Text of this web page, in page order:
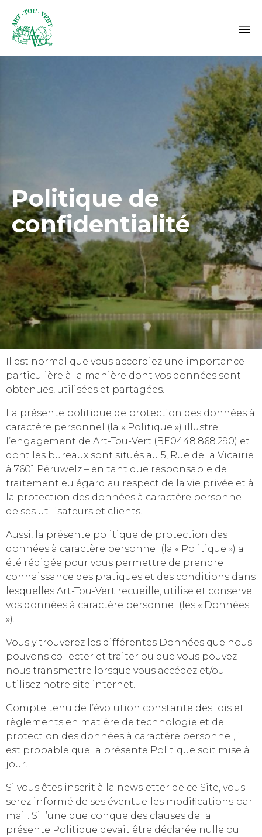
to
Politique de
confidentialité
Il est normal que vous accordiez une importance
particulière à la manière dont vos données sont
obtenues, utilisées et partagées.
La présente politique de protection des données à
caractère personnel (la « Politique ») illustre
l’engagement de Art-Tou-Vert (BE0448.868.290) et
dont les bureaux sont situés au 5, Rue de la Vicairie
à 7601 Péruwelz – en tant que responsable de
traitement eu égard au respect de la vie privée et à
la protection des données à caractère personnel
de ses utilisateurs et clients.
Aussi, la présente politique de protection des
données à caractère personnel (la « Politique ») a
été rédigée pour vous permettre de prendre
connaissance des pratiques et des conditions dans
lesquelles Art-Tou-Vert recueille, utilise et conserve
vos données à caractère personnel (les « Données
»).
Vous y trouverez les différentes Données que nous
pouvons collecter et traiter ou que vous pouvez
nous transmettre lorsque vous accédez et/ou
utilisez notre site internet.
Compte tenu de l’évolution constante des lois et
règlements en matière de technologie et de
protection des données à caractère personnel, il
est probable que la présente Politique soit mise à
jour.
Si vous êtes inscrit à la newsletter de ce Site, vous
serez informé de ses éventuelles modifications par
mail. Si l’une quelconque des clauses de la
présente Politique devait être déclarée nulle ou